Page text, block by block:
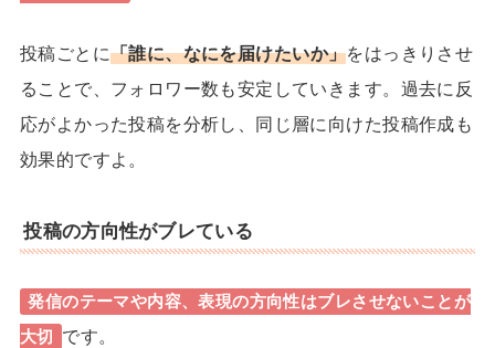
投稿ごとに「誰に、なにを届けたいか」をはっきりさせ
ることで、フォロワー数も安定していきます。過去に反
応がよかった投稿を分析し、同じ層に向けた投稿作成も
効果的ですよ。
投稿の方向性がブレている
発信のテーマや内容、表現の方向性はブレさせないことが
大切
です。